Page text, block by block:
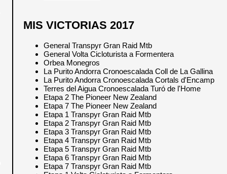
MIS VICTORIAS 2017
General Transpyr Gran Raid Mtb
General Volta Cicloturista a Formentera
Orbea Monegros
La Purito Andorra Cronoescalada Coll de La Gallina
La Purito Andorra Cronoescalada Cortals d'Encamp
Terres del Aigua Cronoescalada Turó de l'Home
Etapa 2 The Pioneer New Zealand
Etapa 7 The Pioneer New Zealand
Etapa 1 Transpyr Gran Raid Mtb
Etapa 2 Transpyr Gran Raid Mtb
Etapa 3 Transpyr Gran Raid Mtb
Etapa 4 Transpyr Gran Raid Mtb
Etapa 5 Transpyr Gran Raid Mtb
Etapa 6 Transpyr Gran Raid Mtb
Etapa 7 Transpyr Gran Raid Mtb